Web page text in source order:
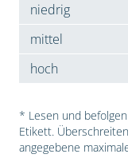
niedrig
mittel
hoch
* Lesen und
Etikett.
angegebene